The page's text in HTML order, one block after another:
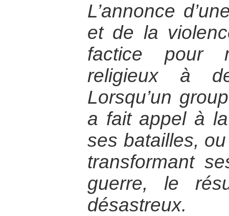
L’annonce
et de la
factice pour
religieux à
Lorsqu’un
a fait appel à
ses batailles,
transformant
guerre, le
désastreux.